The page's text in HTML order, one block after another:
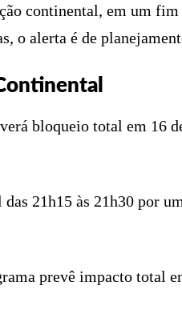
continental, em um fim
o alerta é de
bloqueio total em 16
21h15 às 21h30 por
prevê impacto total